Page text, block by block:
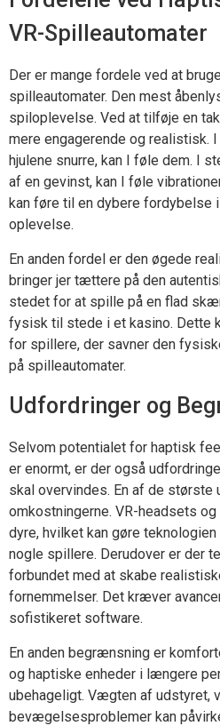
VR-Spilleautomater
Der er mange fordele ved at
spilleautomater. Den mest
spiloplevelse. Ved at tilføje en
mere engagerende og realistisk.
hjulene snurre, kan I føle dem. I
af en gevinst, kan I føle
kan føre til en dybere fordybelse
oplevelse.
En anden fordel er den øgede
bringer jer tættere på den
stedet for at spille på en flad
fysisk til stede i et kasino.
for spillere, der savner den
på spilleautomater.
Udfordringer og
Selvom potentialet for haptisk
er enormt, er der også
skal overvindes. En af de største
omkostningerne. VR-headsets
dyre, hvilket kan gøre
nogle spillere. Derudover er der
forbundet med at skabe
fornemmelser. Det kræver
sofistikeret software.
En anden begrænsning er
og haptiske enheder i længere
ubehageligt. Vægten af udstyret,
bevægelsesproblemer kan